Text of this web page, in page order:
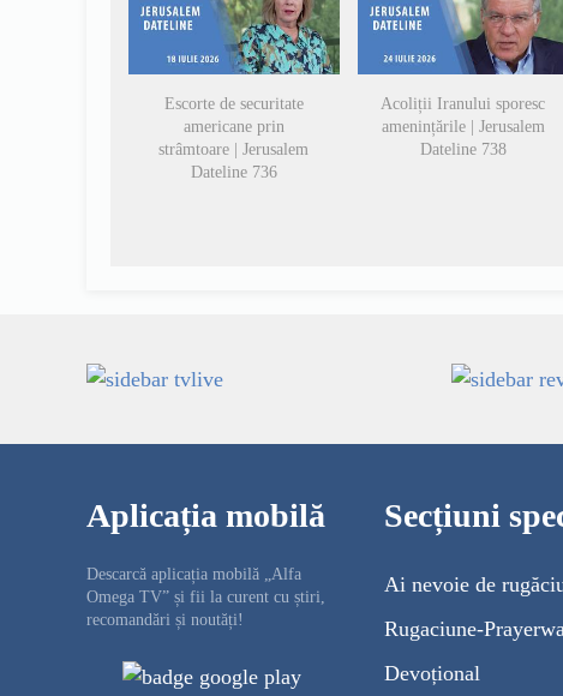
Escorte de securitate
americane prin
strâmtoare | Jerusalem
Dateline 736
Acoliții Iranului sporesc
amenințările | Jerusalem
Dateline 738
Aplicația mobilă
Descarcă aplicația mobilă „Alfa
Omega TV” și fii la curent cu știri,
recomandări și noutăți!
Secțiuni
Ai nevoie de
Rugaciune-
Devoțional